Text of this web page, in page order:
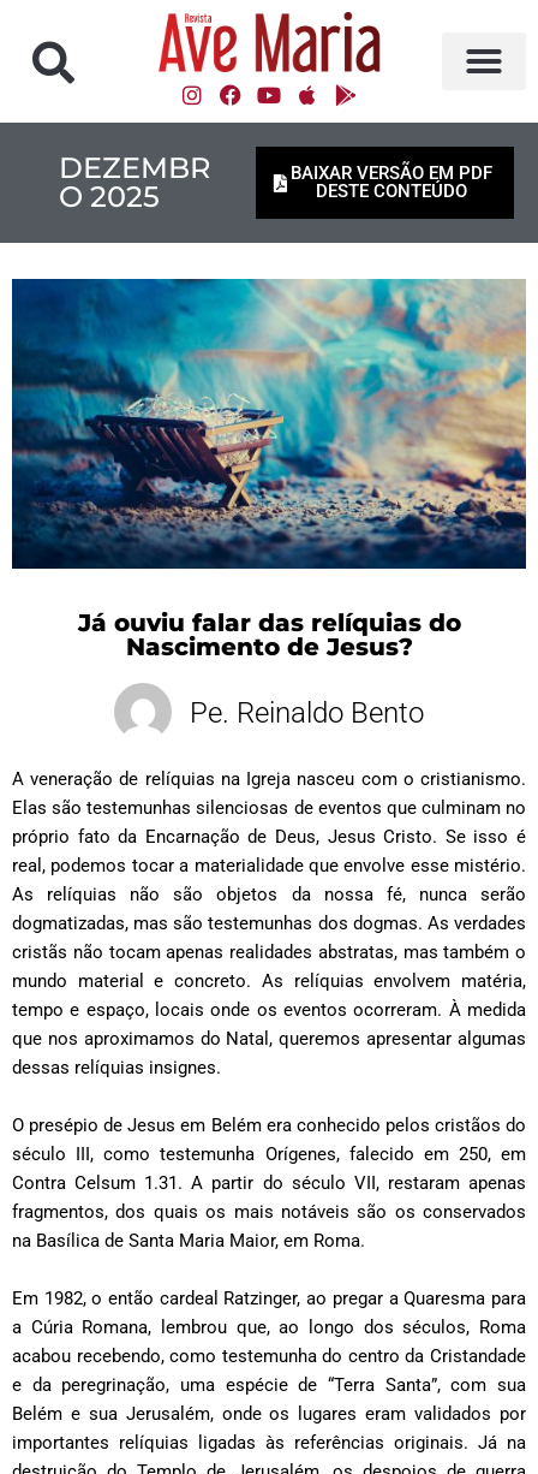
DEZEMBR
O 2025
BAIXAR VERSÃO EM PDF
DESTE CONTEÚDO
Já ouviu falar das relíquias do
Nascimento de Jesus?
Pe. Reinaldo Bento
A veneração de relíquias na Igreja nasceu com o cristianismo.
Elas são testemunhas silenciosas de eventos que culminam no
próprio fato da Encarnação de Deus, Jesus Cristo. Se isso é
real, podemos tocar a materialidade que envolve esse mistério.
As relíquias não são objetos da nossa fé, nunca serão
dogmatizadas, mas são testemunhas dos dogmas. As verdades
cristãs não tocam apenas realidades abstratas, mas também o
mundo material e concreto. As relíquias envolvem matéria,
tempo e espaço, locais onde os eventos ocorreram. À medida
que nos aproximamos do Natal, queremos apresentar algumas
dessas relíquias insignes.
O presépio de Jesus em Belém era conhecido pelos cristãos do
século III, como testemunha Orígenes, falecido em 250, em
Contra Celsum 1.31. A partir do século VII, restaram apenas
fragmentos, dos quais os mais notáveis são os conservados
na Basílica de Santa Maria Maior, em Roma.
Em 1982, o então cardeal Ratzinger, ao pregar a Quaresma para
a Cúria Romana, lembrou que, ao longo dos séculos, Roma
acabou recebendo, como testemunha do centro da Cristandade
e da peregrinação, uma espécie de “Terra Santa”, com sua
Belém e sua Jerusalém, onde os lugares eram validados por
importantes relíquias ligadas às referências originais. Já na